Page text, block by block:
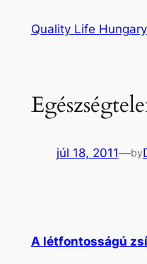
Quality Life Hungary
júl 18, 2011—by
A létfontosságú